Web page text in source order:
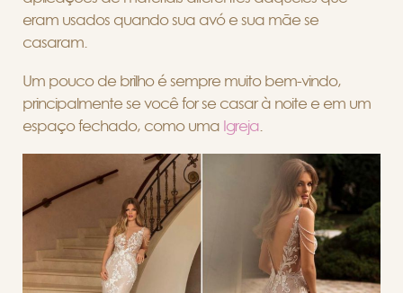
eram usados quando sua avó e sua mãe se
casaram.
Um pouco de brilho é sempre muito bem-vindo,
principalmente se você for se casar à noite e em um
espaço fechado, como uma Igreja.